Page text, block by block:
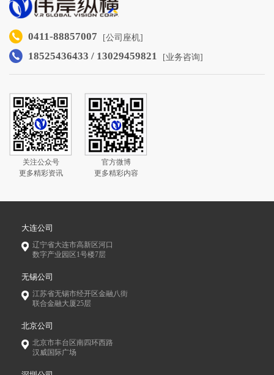
0411-88857007 [公司座机]
18525436433 / 13029459821 [业务咨询]
关注公众号
更多精彩资讯
官方微博
更多精彩内容
大连公司
辽宁省大连市高新区河口
数字产业园区1号楼7层
无锡公司
江苏省无锡市经开区金融八街
联合金融大厦25层
北京公司
北京市丰台区南四环西路
汉威国际广场